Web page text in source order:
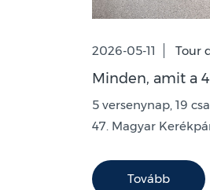
2026-05-11 Tour
Minden, amit a
5 versenynap, 19
47. Magyar
Tovább